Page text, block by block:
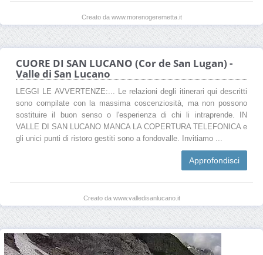
Creato da www.morenogeremetta.it
CUORE DI SAN LUCANO (Cor de San Lugan) -
Valle di San Lucano
LEGGI LE AVVERTENZE:... Le relazioni degli itinerari qui descritti
sono compilate con la massima coscenziosità, ma non possono
sostituire il buon senso o l'esperienza di chi li intraprende. IN
VALLE DI SAN LUCANO MANCA LA COPERTURA TELEFONICA e
gli unici punti di ristoro gestiti sono a fondovalle. Invitiamo ...
Approfondisci
Creato da www.valledisanlucano.it